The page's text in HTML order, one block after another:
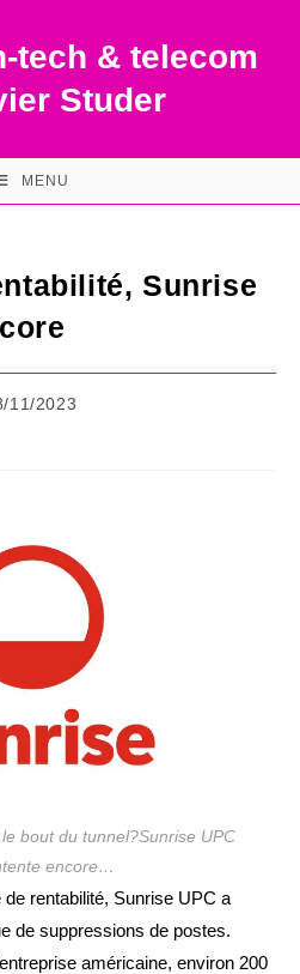
tech & telecom
Studer
MENU
Sunrise
11/2023
bout du tunnel?Sunrise UPC
encore…
rentabilité, Sunrise UPC a
de suppressions de postes.
américaine, environ 200